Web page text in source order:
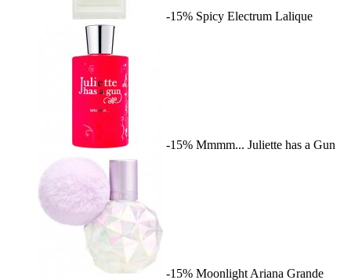
-15% Spicy Electrum Lalique
-15% Mmmm... Juliette has a Gun
-15% Moonlight Ariana Grande